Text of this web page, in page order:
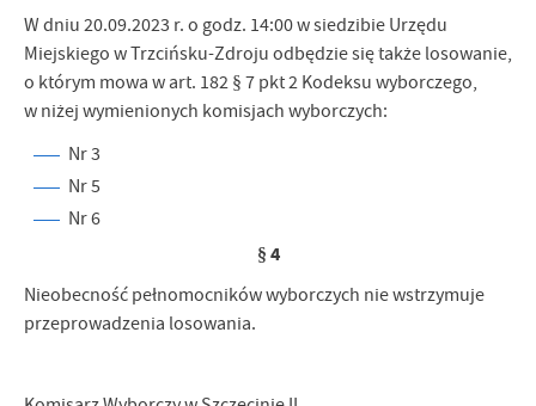
W dniu 20.09.2023 r. o godz. 14:00 w siedzibie Urzędu
Miejskiego w Trzcińsku-Zdroju odbędzie się także losowanie,
o którym mowa w art. 182 § 7 pkt 2 Kodeksu wyborczego,
w niżej wymienionych komisjach wyborczych:
Nr 3
Nr 5
Nr 6
§ 4
Nieobecność pełnomocników wyborczych nie wstrzymuje
przeprowadzenia losowania.